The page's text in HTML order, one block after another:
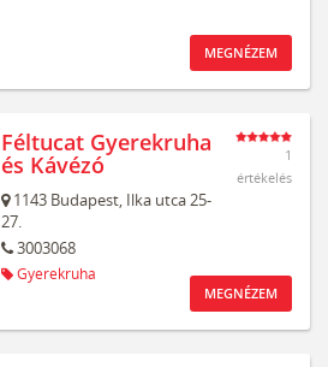
MEGNÉZEM
Féltucat Gyerekruha
és Kávézó
1143 Budapest, Ilka utca 25-
27.
3003068
Gyerekruha
1
értékelés
MEGNÉZEM